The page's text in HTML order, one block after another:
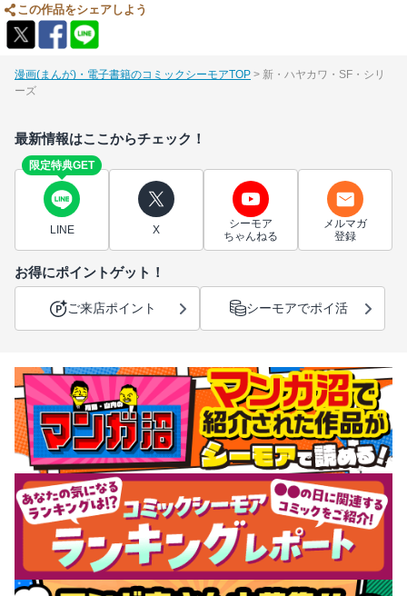
この作品をシェアしよう
漫画(まんが)・電子書籍のコミックシーモアTOP
新・ハヤカワ・SF・シリ
ーズ
最新情報はここからチェック！
限定特典GET
LINE X
シーモア
ちゃんねる
メルマガ
登録
お得にポイントゲット！
ご来店ポイント シーモアでポイ活